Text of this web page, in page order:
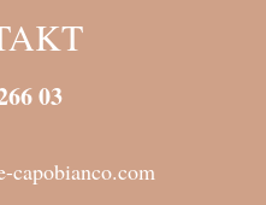
03
capobianco.com